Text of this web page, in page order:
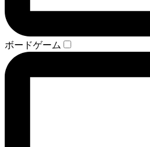
ボードゲーム